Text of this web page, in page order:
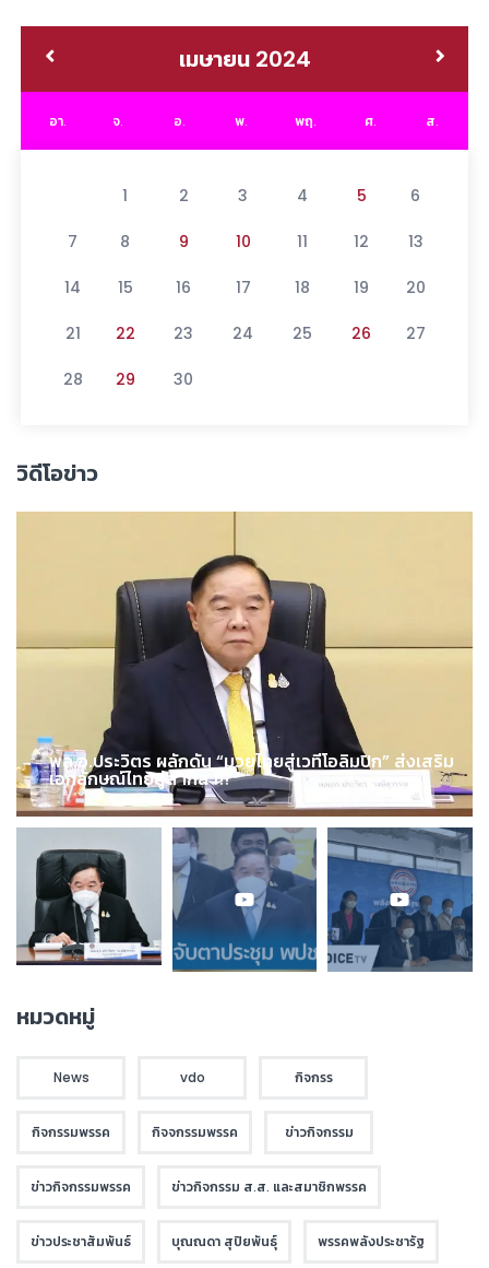
เมษายน 2024
อา. จ. อ. พ. พฤ. ศ. ส.
1 2 3 4 5 6
7 8 9 10 11 12 13
14 15 16 17 18 19 20
21 22 23 24 25 26 27
28 29 30
วิดีโอข่าว
พล.อ.ประวิตร ผลักดัน “มวยไทยสู่เวทีโอลิมปิก” ส่งเสริม
เอกลักษณ์ไทยสู่สากล !!!
หมวดหมู่
News vdo กิจกรร
กิจกรรมพรรค กิจจกรรมพรรค ข่าวกิจกรรม
ข่าวกิจกรรมพรรค ข่าวกิจกรรม ส.ส. และสมาชิกพรรค
ข่าวประชาสัมพันธ์ บุณณดา สุปิยพันธุ์ พรรคพลังประชารัฐ